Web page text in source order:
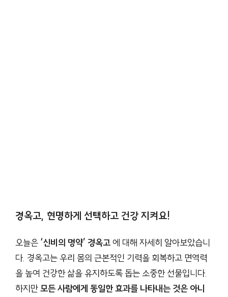
경옥고, 현명하게 선택하고 건강 지켜요!
오늘은 ‘신비의 명약’ 경옥고에 대해 자세히 알아보았습니
다. 경옥고는 우리 몸의 근본적인 기력을 회복하고 면역력
을 높여 건강한 삶을 유지하도록 돕는 소중한 선물입니다.
하지만모든 사람에게 동일한 효과를 나타내는 것은 아니